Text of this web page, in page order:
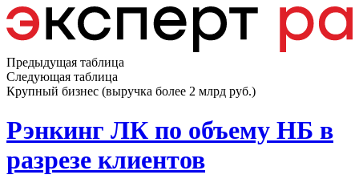
Предыдущая таблица
Следующая таблица
Крупный бизнес (выручка более 2 млрд руб.)
Рэнкинг ЛК по объему НБ в
разрезе клиентов